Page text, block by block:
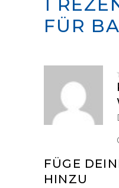
1
FÜR
FÜGE
HINZU